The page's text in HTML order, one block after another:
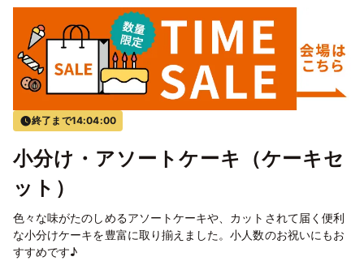
終了まで14:04:00
小分け・アソートケーキ（ケーキセ
ット）
色々な味がたのしめるアソートケーキや、カットされて届く便利
な小分けケーキを豊富に取り揃えました。小人数のお祝いにもお
すすめです♪